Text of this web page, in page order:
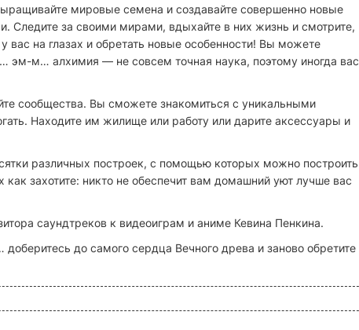
мировые семена и создавайте совершенно новые
Следите за своими мирами, вдыхайте в них жизнь и смотрите,
вас на глазах и обретать новые особенности! Вы можете
эм-м… алхимия — не совсем точная наука, поэтому иногда вас
сообщества. Вы сможете знакомиться с уникальными
Находите им жилище или работу или дарите аксессуары и
различных построек, с помощью которых можно построить
как захотите: никто не обеспечит вам домашний уют лучше вас
саундтреков к видеоиграм и аниме Кевина Пенкина.
до самого сердца Вечного древа и заново обретите